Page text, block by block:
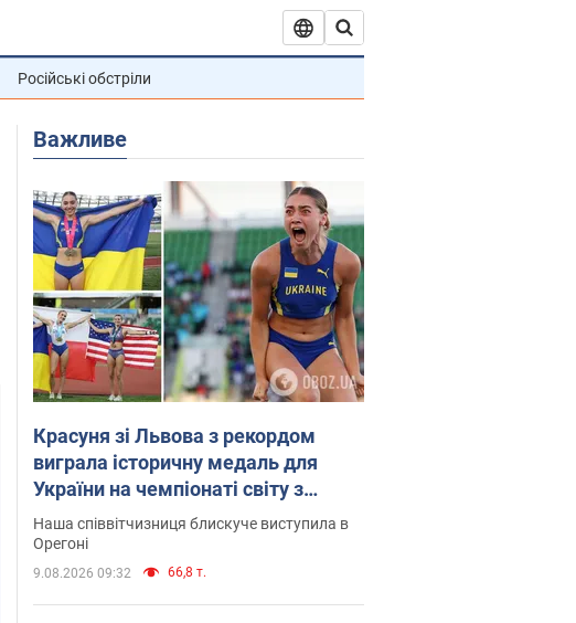
Російські обстріли
Важливе
Красуня зі Львова з рекордом
виграла історичну медаль для
України на чемпіонаті світу з
легкої атлетики U20. Відео
Наша співвітчизниця блискуче виступила в
Орегоні
9.08.2026 09:32 66,8 т.